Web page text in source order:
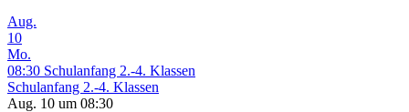
Aug.
10
Mo.
08:30 Schulanfang 2.-4. Klassen
Schulanfang 2.-4. Klassen
Aug. 10 um 08:30